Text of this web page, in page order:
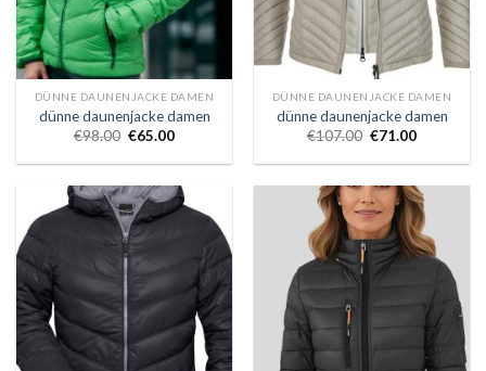
DÜNNE DAUNENJACKE DAMEN
dünne daunenjacke damen
€98.00 €65.00
DÜNNE DAUNENJACKE DAMEN
dünne daunenjacke damen
€107.00 €71.00